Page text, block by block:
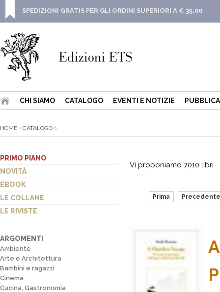
SPEDIZIONI GRATIS PER GLI ORDINI SUPERIORI A € 35,00
CHI SIAMO CATALOGO EVENTI E NOTIZIE
HOME CATALOGO
PRIMO PIANO
NOVITÀ
EBOOK
LE COLLANE
LE RIVISTE
ARGOMENTI
Ambiente
Arte e Architettura
Bambini e ragazzi
Cinema
Cucina, Gastronomia
Vi proponiamo 7010 libri
Prima Precedente